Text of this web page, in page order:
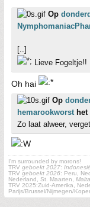
Op
[..]
Lieve Fogeltje!!
Oh hai
Op
hemarookworsthet
Zo laat alweer,
I'm surrounded by morons!
TRV geboekt 2027: Indonesië
TRV geboekt 2026: Peru,
Nederland, St. Maarten,
TRV 2025:Zuid-Amerika,
Parijs/Brussel/Nijmegen/